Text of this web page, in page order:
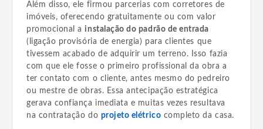
Além disso, ele firmou parcerias com corretores de
imóveis, oferecendo gratuitamente ou com valor
promocional a instalação do padrão de entrada
(ligação provisória de energia) para clientes que
tivessem acabado de adquirir um terreno. Isso fazia
com que ele fosse o primeiro profissional da obra a
ter contato com o cliente, antes mesmo do pedreiro
ou mestre de obras. Essa antecipação estratégica
gerava confiança imediata e muitas vezes resultava
na contratação do projeto elétrico completo da casa.